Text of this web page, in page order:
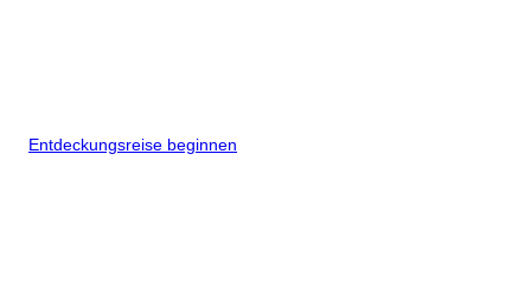
Entdeckungsreise beginnen